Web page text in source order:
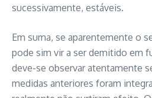
sucessivamente, estáveis.
Em suma, se aparentemente o
pode sim vir a ser demitido em
deve-se observar atentamente
medidas anteriores foram